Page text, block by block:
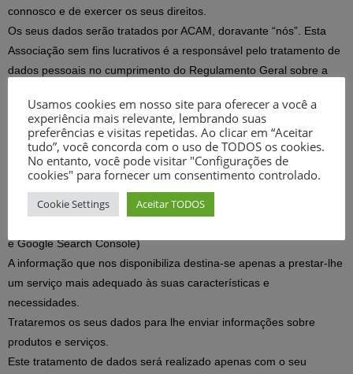
connosco e de exercer os seus direitos.
Os seus dados serão tratados por ACAM, doravante “nós”. Esta
Associação sem fins lucrativos é a responsável pelo tratamento de
dados pessoais no cumprimento do Regulamento Geral sobre a
Para as questões relacionadas com o tratamento dos seus dados
pessoais deverá contactar-nos através do seguinte email:
acam.caminhos@gmail.com
Porque precisamos da sua informação?
Nós trataremos os seus dados pessoais com as finalidades de
e Google Search Console)
A informação que nos disponibiliza destina-se apenas a prestar-lhe
um serviço mais adequado às suas características e
necessidades.
Trataremos os seus dados para lhe enviar informações sobre
produtos e serviços.
Este tratamento de dados será realizado apenas com o seu
Usamos cookies em nosso site para oferecer a você a
experiência mais relevante, lembrando suas
preferências e visitas repetidas. Ao clicar em “Aceitar
tudo”, você concorda com o uso de TODOS os cookies.
No entanto, você pode visitar "Configurações de
cookies" para fornecer um consentimento controlado.
Cookie Settings Aceitar TODOS